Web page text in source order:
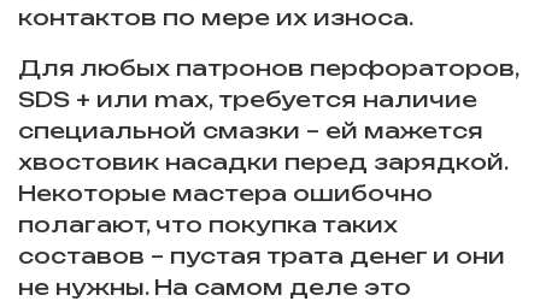
контактов по мере их износа.
Для любых патронов перфораторов,
SDS + или max, требуется наличие
специальной смазки – ей мажется
хвостовик насадки перед зарядкой.
Некоторые мастера ошибочно
полагают, что покупка таких
составов – пустая трата денег и они
не нужны. На самом деле это